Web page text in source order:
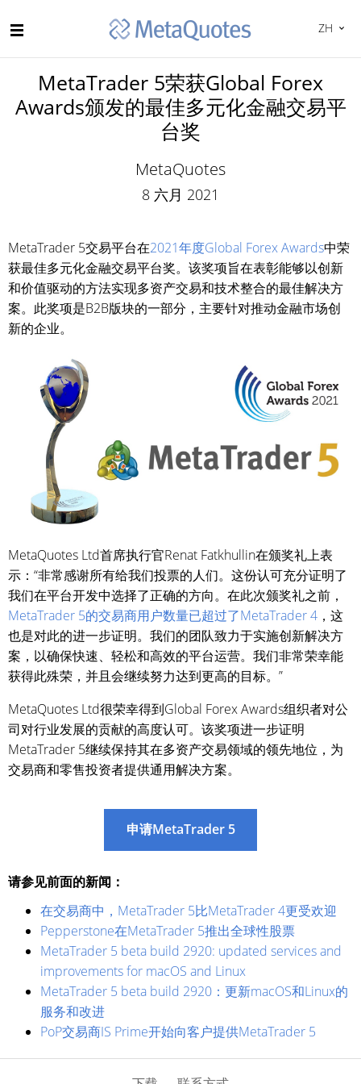
ZH
MetaTrader 5荣获Global Forex
Awards颁发的最佳多元化金融交易平
台奖
MetaQuotes
8 六月 2021
MetaTrader 5交易平台在2021年度Global Forex Awards中荣
获最佳多元化金融交易平台奖。该奖项旨在表彰能够以创新
和价值驱动的方法实现多资产交易和技术整合的最佳解决方
案。此奖项是B2B版块的一部分，主要针对推动金融市场创
新的企业。
MetaQuotes Ltd首席执行官Renat Fatkhullin在颁奖礼上表
示：“非常感谢所有给我们投票的人们。这份认可充分证明了
我们在平台开发中选择了正确的方向。在此次颁奖礼之前，
MetaTrader 5的交易商用户数量已超过了MetaTrader 4 ，这
也是对此的进一步证明。我们的团队致力于实施创新解决方
案，以确保快速、轻松和高效的平台运营。我们非常荣幸能
获得此殊荣，并且会继续努力达到更高的目标。”
MetaQuotes Ltd很荣幸得到Global Forex Awards组织者对公
司对行业发展的贡献的高度认可。该奖项进一步证明
MetaTrader 5继续保持其在多资产交易领域的领先地位，为
交易商和零售投资者提供通用解决方案。
申请MetaTrader 5
请参见前面的新闻：
在交易商中，MetaTrader 5比MetaTrader 4更受欢迎
Pepperstone在MetaTrader 5推出全球性股票
MetaTrader 5 beta build 2920: updated services and
improvements for macOS and Linux
MetaTrader 5 beta build 2920：更新macOS和Linux的
服务和改进
PoP交易商IS Prime开始向客户提供MetaTrader 5